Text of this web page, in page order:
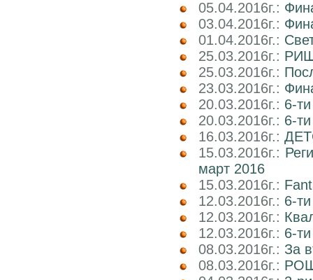
05.04.2016г.:
03.04.2016г.:
01.04.2016г.:
25.03.2016г.: РИШ
25.03.2016г.:
23.03.2016г.:
20.03.2016г.: 6-
20.03.2016г.: 6-
16.03.2016г.:
15.03.2016г.:
март 2016
15.03.2016г.:
12.03.2016г.: 6-
12.03.2016г.:
12.03.2016г.: 6-
08.03.2016г.: За
08.03.2016г.: РОШ